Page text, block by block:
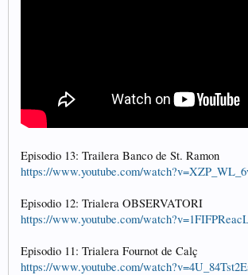
Episodio 13: Trailera Banco de St. Ramon
https://www.youtube.com/
Episodio 12: Trialera OBSERVATORI
https://www.youtube.com/
Episodio 11: Trialera Fournot de Calç
https://www.youtube.com/